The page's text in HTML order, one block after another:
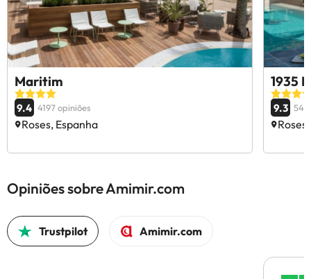
Maritim
9.4 4197 opiniões
Roses, Espanha
1935
9.3 540
Opiniões sobre Amimir.com
Trustpilot Amimir.com